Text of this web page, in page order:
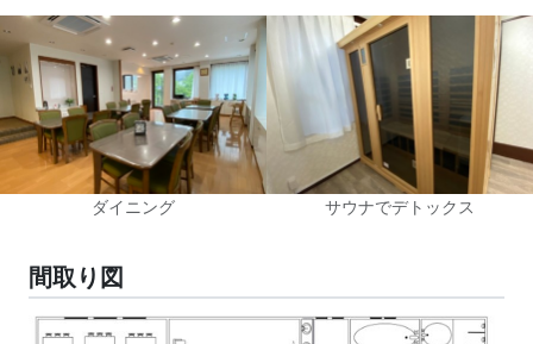
ダイニング サウナでデトックス
間取り図